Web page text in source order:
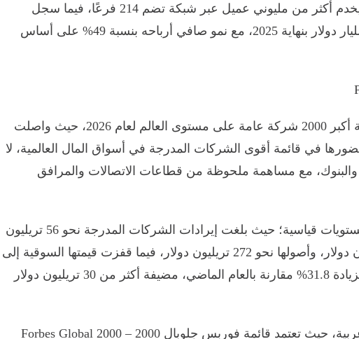
كينيا وإثيوبيا والإمارات، ويخدم أكثر من مليوني عميل عبر شبكة تضم 214 فرعًا، فيما سجل
إجمالي أصوله نحو 30.7 مليار دولار بنهاية 2025، مع نمو صافي أرباحه بنسبة 49% على أساس
وأعلنت فوربس عن قائمة أكبر 2000 شركة عامة على مستوى العالم لعام 2026، حيث واصلت
في قائمة أقوى الشركات المدرجة في أسواق المال العالمية، لا
مع مساهمة ملحوظة من قطاعات الاتصالات والمرافق
سجلت قائمة هذا العام مستويات قياسية؛ حيث بلغت إيرادات الشركات المدرجة نحو 56 تريليون
دولار، وأرباحها 5.5 تريليون دولار، وأصولها نحو 272 تريليون دولار، فيما قفزت قيمتها السوقية إلى
نحو 121.9 تريليون دولار بزيادة 31.8% مقارنة بالعام الماضي، مضيفة أكثر من 30 تريليون دولار
وتضم القائمة 50 شركة عربية، حيث تعتمد قائمة فوربس جلوبال 2000 – Forbes Global 2000